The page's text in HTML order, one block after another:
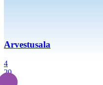
Arvestusala
4
20